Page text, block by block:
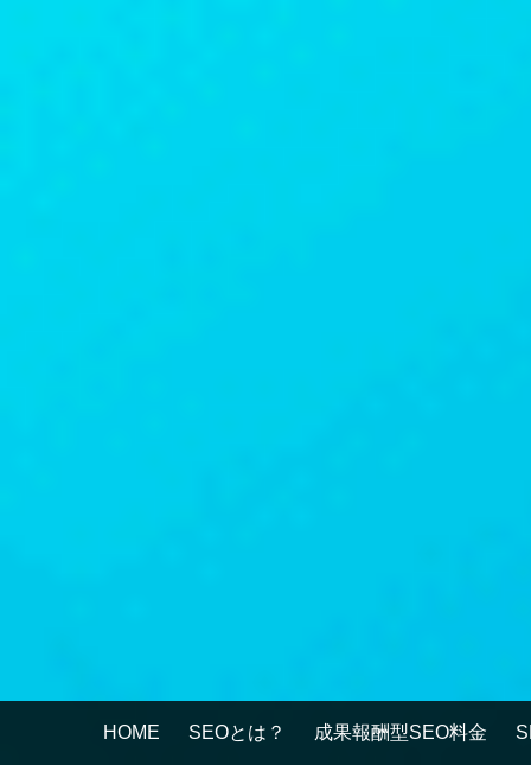
HOME SEOとは？ 成果報酬型SEO料金